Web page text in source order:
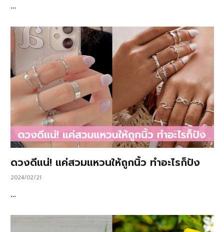
…
ดวงดีแน่! แค่สวมแหวนให้ถูกนิ้ว ทำอะไรก็ปัง
2024/02/21
…